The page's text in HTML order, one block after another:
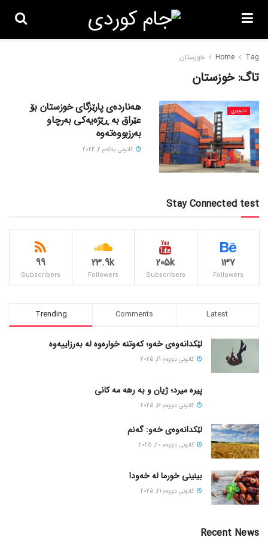
Home Tag خوزستان
تاگ:خوزستان
ئابووری
هەناردەی پارێزگای خوزستان بۆ
عێراق بە ڕێژەیەکی بەرچاو
بەرزبووەتەوە
كانونی یه‌كه‌م 2, 2024
Stay Connected test
137
Followers
205k
Subscribers
23.9k
Followers
99
Subscribers
Trending Comments Latest
لێکدانەوەی خەو؛ کەوتنە خوارەوە لە بەرزاییەوە
كانونی دووه‌م 19, 2025
پیره میرد؛ ژیان و به رهه مه کانی
كانونی دووه‌م 16, 2025
لێکدانەوەی خەو: گەنم
كانونی دووه‌م 20, 2025
بینینی خورما لە خەودا
كانونی دووه‌م 21, 2025
Recent News